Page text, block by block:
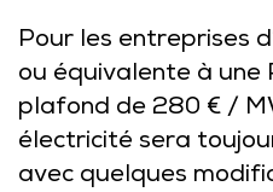
Pour les entreprises
ou équivalente à une
plafond de 280 € /
électricité sera
avec quelques